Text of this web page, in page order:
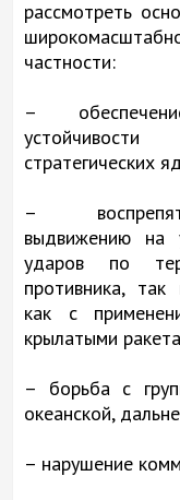
рассмотреть
частности:
–
стратегических
–
выдвижению на
ударов по
противника, так
как с
крылатыми
– борьба с
океанской,
– нарушение